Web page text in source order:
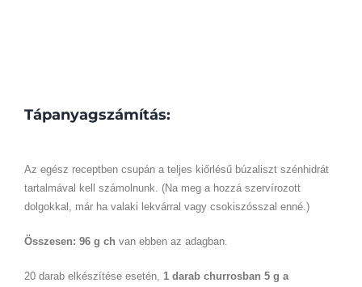
Tápanyagszámítás:
Az egész receptben csupán a teljes kiőrlésű búzaliszt szénhidrát
tartalmával kell számolnunk. (Na meg a hozzá szervírozott
dolgokkal, már ha valaki lekvárral vagy csokiszósszal enné.)
Összesen: 96 g ch van ebben az adagban.
20 darab elkészítése esetén, 1 darab churrosban 5 g a